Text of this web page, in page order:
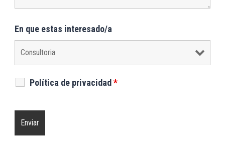
En que estas interesado/a
Política de privacidad *